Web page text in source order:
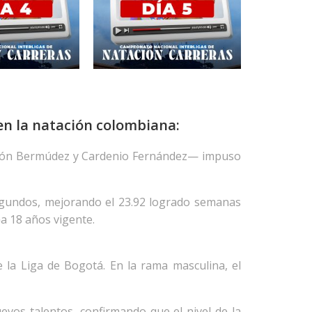
la natación colombiana:
Bermúdez y Cardenio Fernández— impuso
mejorando el 23.92 logrado semanas
18 años vigente.
Liga de Bogotá. En la rama masculina, el